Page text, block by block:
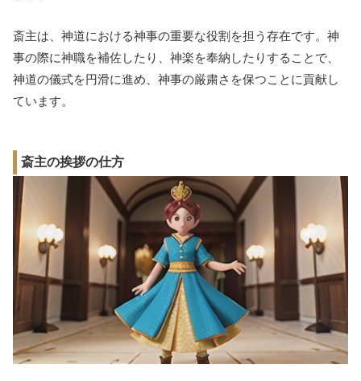
斎主は、神道における神事の重要な役割を担う存在です。神
事の際に神職を補佐したり、神楽を奉納したりすることで、
神道の儀式を円滑に進め、神事の厳粛さを保つことに貢献し
ています。
斎主の挨拶の仕方